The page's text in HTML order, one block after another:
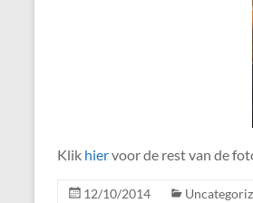
Klik hiervoor de rest van de
12/10/2014